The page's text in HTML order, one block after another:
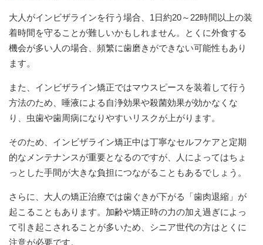
大人がインビザラインを行う場合、1日約20～22時間以上の装
着時間を守ることが難しいかもしれません。とくに外食する
機会が多い人の場合、頻繁に歯磨きができない可能性もあり
ます。
また、インビザライン矯正ではマウスピースを装着して行う
方法のため、唾液による自浄効果や殺菌効果が効かなくな
り、虫歯や歯周病になりやすいリスクが上がります。
そのため、インビザライン矯正中は丁寧なセルフケアと定期
的なメンテナンスが重要となるのですが、人によってはちょ
っとした手間が大きな負担につながることもあるでしょう。
さらに、大人の矯正治療では歯ぐきが下がる「歯肉退縮」が
起こることもあります。加齢や矯正時の力の加え過ぎによっ
て引き起こされることが多いため、シニア世代の方はとくに
注意が必要です。